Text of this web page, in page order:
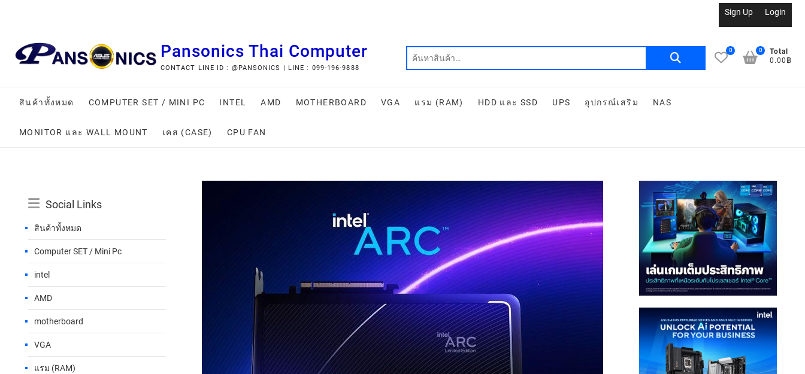
Sign Up Login
Pansonics Thai Computer
CONTACT LINE ID : @PANSONICS | LINE : 099-196-9888
0
Total
0.00฿
0
สินค้าทั้งหมด COMPUTER SET / MINI PC INTEL AMD MOTHERBOARD VGA แรม (RAM) HDD และ SSD UPS อุปกรณ์เสริม NAS
MONITOR และ WALL MOUNT เคส (CASE) CPU FAN
Social Links
สินค้าทั้งหมด
Computer SET / Mini Pc
intel
AMD
motherboard
VGA
แรม (RAM)